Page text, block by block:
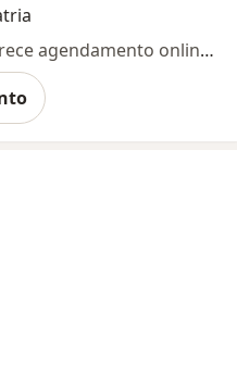
Esse especialista não oferece agendamento online para esse endereço.